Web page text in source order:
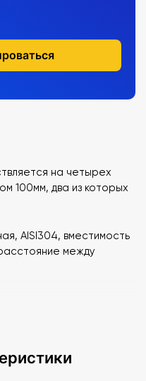
на четырех
100мм, два из которых
AISI304, вместимость
между